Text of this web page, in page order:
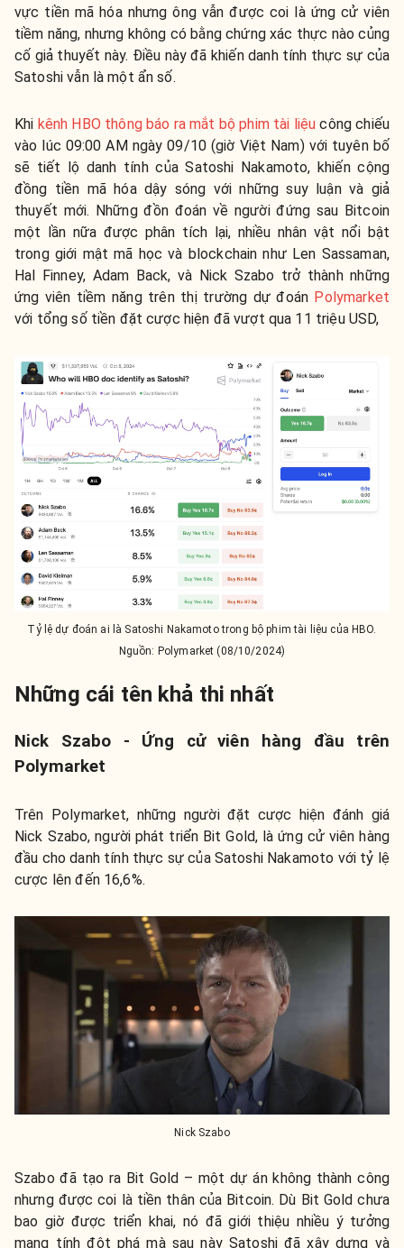
vực tiền mã hóa nhưng ông vẫn được coi là ứng cử viên
tiềm năng, nhưng không có bằng chứng xác thực nào củng
cố giả thuyết này. Điều này đã khiến danh tính thực sự của
Satoshi vẫn là một ẩn số.
Khi kênh HBO thông báo ra mắt bộ phim tài liệu công chiếu
vào lúc 09:00 AM ngày 09/10 (giờ Việt Nam) với tuyên bố
sẽ tiết lộ danh tính của Satoshi Nakamoto, khiến cộng
đồng tiền mã hóa dậy sóng với những suy luận và giả
thuyết mới. Những đồn đoán về người đứng sau Bitcoin
một lần nữa được phân tích lại, nhiều nhân vật nổi bật
trong giới mật mã học và blockchain như Len Sassaman,
Hal Finney, Adam Back, và Nick Szabo trở thành những
ứng viên tiềm năng trên thị trường dự đoán Polymarket
với tổng số tiền đặt cược hiện đã vượt qua 11 triệu USD,
Tỷ lệ dự đoán ai là Satoshi Nakamoto trong bộ phim tài liệu của HBO.
Nguồn: Polymarket (08/10/2024)
Những cái tên khả thi nhất
Nick Szabo - Ứng cử viên hàng đầu trên
Polymarket
Trên Polymarket, những người đặt cược hiện đánh giá
Nick Szabo, người phát triển Bit Gold, là ứng cử viên hàng
đầu cho danh tính thực sự của Satoshi Nakamoto với tỷ lệ
cược lên đến 16,6%.
Nick Szabo
Szabo đã tạo ra Bit Gold – một dự án không thành công
nhưng được coi là tiền thân của Bitcoin. Dù Bit Gold chưa
bao giờ được triển khai, nó đã giới thiệu nhiều ý tưởng
mang tính đột phá mà sau này Satoshi đã xây dựng và